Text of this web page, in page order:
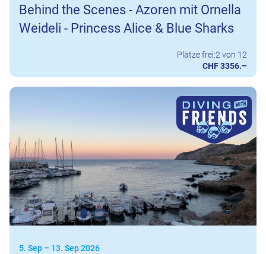
Behind the Scenes - Azoren mit Ornella
Weideli - Princess Alice & Blue Sharks
Plätze frei:2 von 12
CHF 3356.–
5. Sep – 13. Sep 2026